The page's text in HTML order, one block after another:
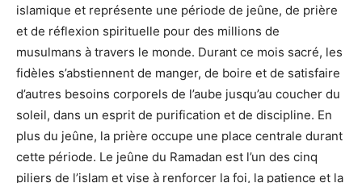
islamique et représente une période de jeûne, de prière
et de réflexion spirituelle pour des millions de
musulmans à travers le monde. Durant ce mois sacré, les
fidèles s’abstiennent de manger, de boire et de satisfaire
d’autres besoins corporels de l’aube jusqu’au coucher du
soleil, dans un esprit de purification et de discipline. En
plus du jeûne, la prière occupe une place centrale durant
cette période. Le jeûne du Ramadan est l’un des cinq
piliers de l’islam et vise à renforcer la foi, la patience et la